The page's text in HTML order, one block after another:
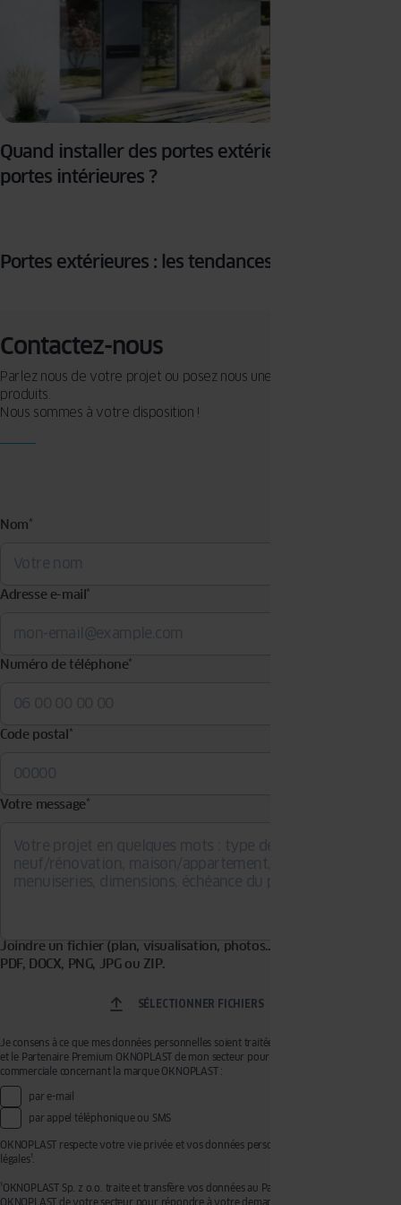
Quand installer des portes extérieures et des
portes intérieures ?
Portes extérieures : les tendances pour 2022
Contactez-nous
Parlez nous de votre projet ou posez nous une question sur nos
produits.
Nous sommes à votre disposition !
Nom*
Adresse e-mail*
Numéro de téléphone*
Code postal*
Votre message*
Joindre un fichier (plan, visualisation, photos…). Formats acceptés :
PDF, DOCX, PNG, JPG ou ZIP.
SÉLECTIONNER FICHIERS
Je consens à ce que mes données personnelles soient traitées par OKNOPLAST Sp. z o.o.
et le Partenaire Premium OKNOPLAST de mon secteur pour recevoir de la prospection
commerciale concernant la marque OKNOPLAST :
par e-mail
par appel téléphonique ou SMS
OKNOPLAST respecte votre vie privée et vos données personnelles, voir mentions
légales¹.
¹OKNOPLAST Sp. z o.o. traite et transfère vos données au Partenaire Premium
OKNOPLAST de votre secteur pour répondre à votre demande de devis et effectuer de